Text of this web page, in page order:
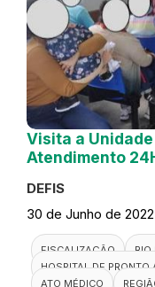
Visita a
Atendimento
DEFIS
30 de Junho de 2022
FISCALIZAÇÃO
RIO
HOSPITAL DE PRONTO
ATO MÉDICO